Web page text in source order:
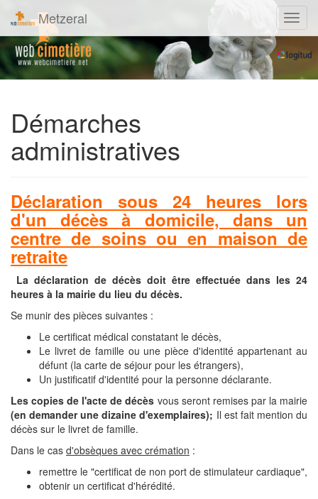
Metzeral
Démarches
administratives
Déclaration sous 24 heures lors
d'un décès à domicile, dans un
centre de soins ou en maison de
retraite
La déclaration de décès doit être effectuée dans les 24
heures à la mairie du lieu du décès.
Se munir des pièces suivantes :
Le certificat médical constatant le décès,
Le livret de famille ou une pièce d'identité appartenant au
défunt (la carte de séjour pour les étrangers),
Un justificatif d'identité pour la personne déclarante.
Les copies de l'acte de décès vous seront remises par la mairie
(en demander une dizaine d'exemplaires); Il est fait mention du
décès sur le livret de famille.
Dans le cas d'obsèques avec crémation :
remettre le "certificat de non port de stimulateur cardiaque",
obtenir un certificat d'hérédité.